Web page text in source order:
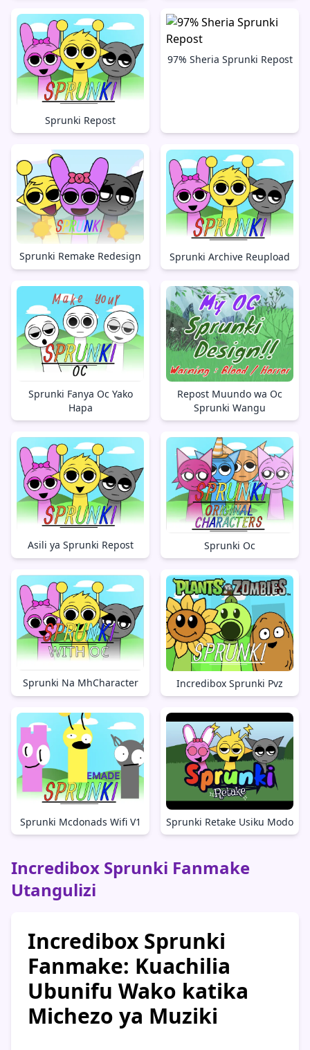
Sprunki Repost
97% Sheria Sprunki Repost
Sprunki Remake Redesign Sprunki Archive Reupload
Sprunki Fanya Oc Yako
Hapa
Repost Muundo wa Oc
Sprunki Wangu
Asili ya Sprunki Repost Sprunki Oc
Sprunki Na MhCharacter Incredibox Sprunki Pvz
Sprunki Mcdonads Wifi V1 Sprunki Retake Usiku Modo
Incredibox Sprunki Fanmake
Utangulizi
Incredibox Sprunki
Fanmake: Kuachilia
Ubunifu Wako katika
Michezo ya Muziki